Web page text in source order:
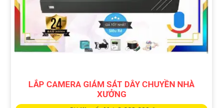
LẮP CAMERA GIÁM SÁT DÂY CHUYỀN NHÀ
XƯỞNG